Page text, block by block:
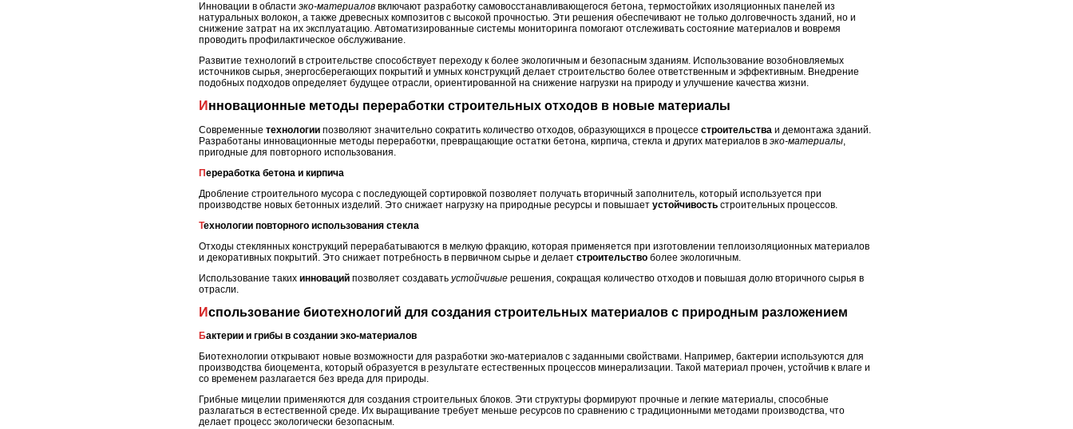
Инновации в области эко-материалов включают разработку самовосстанавливающегося бетона, термостойких изоляционных панелей из
натуральных волокон, а также древесных композитов с высокой прочностью. Эти решения обеспечивают не только долговечность зданий, но и
снижение затрат на их эксплуатацию. Автоматизированные системы мониторинга помогают отслеживать состояние материалов и вовремя
проводить профилактическое обслуживание.
Развитие технологий в строительстве способствует переходу к более экологичным и безопасным зданиям. Использование возобновляемых
источников сырья, энергосберегающих покрытий и умных конструкций делает строительство более ответственным и эффективным. Внедрение
подобных подходов определяет будущее отрасли, ориентированной на снижение нагрузки на природу и улучшение качества жизни.
Инновационные методы переработки строительных отходов в новые материалы
Современные технологии позволяют значительно сократить количество отходов, образующихся в процессе строительства и демонтажа зданий.
Разработаны инновационные методы переработки, превращающие остатки бетона, кирпича, стекла и других материалов в эко-материалы
пригодные для повторного использования.
Переработка бетона и кирпича
Дробление строительного мусора с последующей сортировкой позволяет получать вторичный заполнитель, который используется при
производстве новых бетонных изделий. Это снижает нагрузку на природные ресурсы и повышает устойчивость строительных процессов.
Технологии повторного использования стекла
Отходы стеклянных конструкций перерабатываются в мелкую фракцию, которая применяется при изготовлении теплоизоляционных материалов
и декоративных покрытий. Это снижает потребность в первичном сырье и делает строительство более экологичным.
Использование таких инноваций позволяет создавать устойчивые решения, сокращая количество отходов и повышая долю вторичного сырья в
отрасли.
Использование биотехнологий для создания строительных материалов с природным разложением
Бактерии и грибы в создании эко-материалов
Биотехнологии открывают новые возможности для разработки эко-материалов с заданными свойствами. Например, бактерии используются для
производства биоцемента, который образуется в результате естественных процессов минерализации. Такой материал прочен, устойчив к влаге и
со временем разлагается без вреда для природы.
Грибные мицелии применяются для создания строительных блоков. Эти структуры формируют прочные и легкие материалы, способные
разлагаться в естественной среде. Их выращивание требует меньше ресурсов по сравнению с традиционными методами производства, что
делает процесс экологически безопасным.